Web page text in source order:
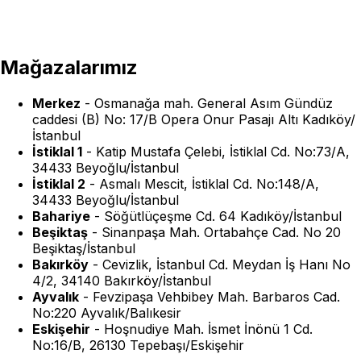
Mağazalarımız
Merkez - Osmanağa mah. General Asım Gündüz
caddesi (B) No: 17/B Opera Onur Pasajı Altı Kadıköy/
İstanbul
İstiklal 1 - Katip Mustafa Çelebi, İstiklal Cd. No:73/A,
34433 Beyoğlu/İstanbul
İstiklal 2 - Asmalı Mescit, İstiklal Cd. No:148/A,
34433 Beyoğlu/İstanbul
Bahariye - Söğütlüçeşme Cd. 64 Kadıköy/İstanbul
Beşiktaş - Sinanpaşa Mah. Ortabahçe Cad. No 20
Beşiktaş/İstanbul
Bakırköy - Cevizlik, İstanbul Cd. Meydan İş Hanı No
4/2, 34140 Bakırköy/İstanbul
Ayvalık - Fevzipaşa Vehbibey Mah. Barbaros Cad.
No:220 Ayvalık/Balıkesir
Eskişehir - Hoşnudiye Mah. İsmet İnönü 1 Cd.
No:16/B, 26130 Tepebaşı/Eskişehir